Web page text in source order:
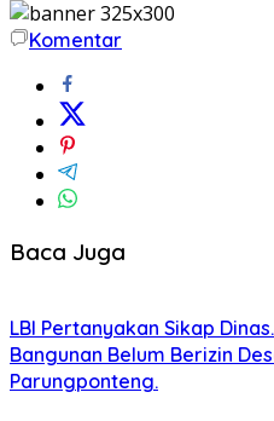
Komentar
Baca Juga
LBI Pertanyakan Sikap
Bangunan Belum Berizin
Parungponteng.